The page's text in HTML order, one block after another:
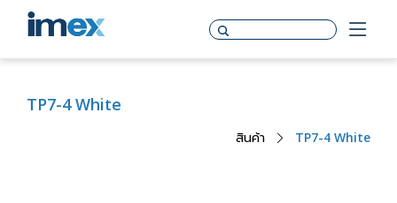
TP7-4 White
สินค้า TP7-4 White